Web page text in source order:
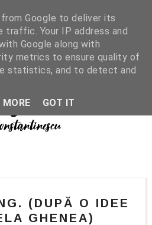
(DUPĂ O IDEE
GHENEA)
Google to deliver its
traffic. Your IP address and
Google along with
metrics to ensure quality of
statistics, and to detect and
MORE
GOT IT